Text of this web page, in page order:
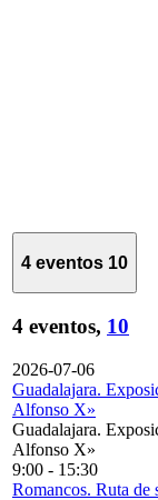
4 eventos 10
4 eventos, 10
2026-07-06
Guadalajara.
Alfonso X»
Guadalajara.
Alfonso X»
9:00 - 15:30
Romancos. Ruta de